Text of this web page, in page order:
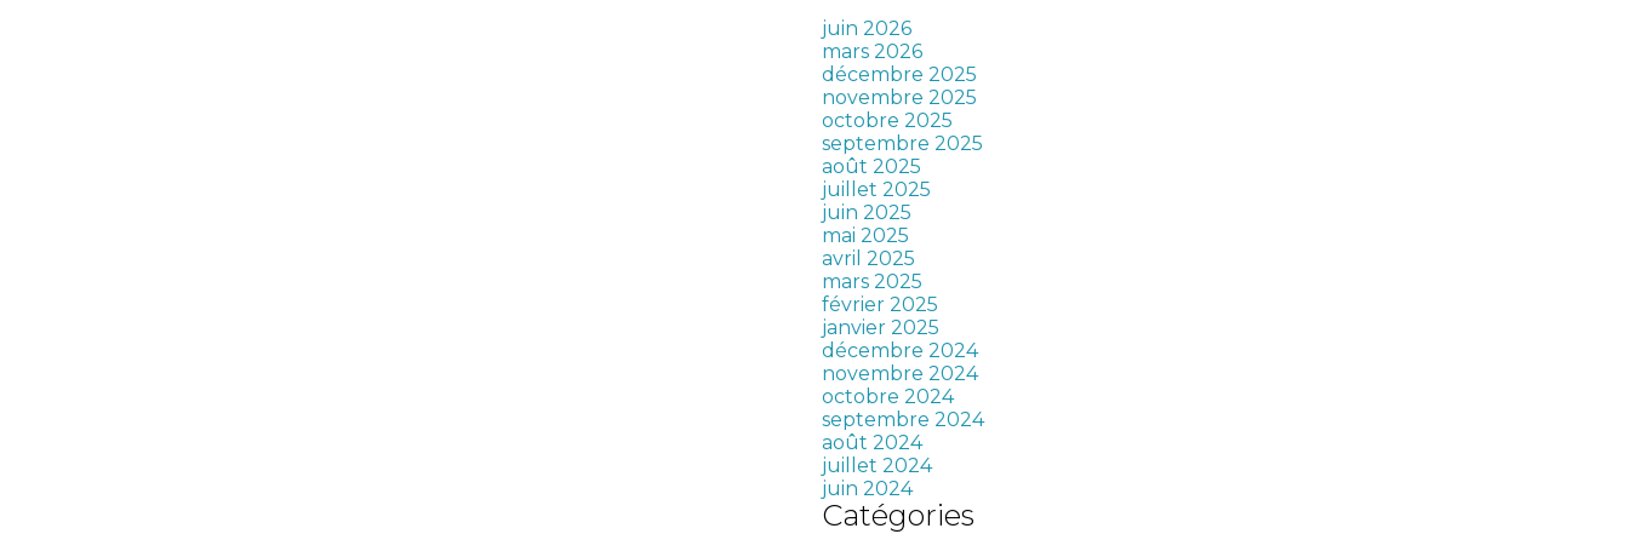
juin 2026
mars 2026
décembre 2025
novembre 2025
octobre 2025
septembre 2025
août 2025
juillet 2025
juin 2025
mai 2025
avril 2025
mars 2025
février 2025
janvier 2025
décembre 2024
novembre 2024
octobre 2024
septembre 2024
août 2024
juillet 2024
juin 2024
Catégories